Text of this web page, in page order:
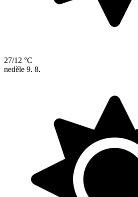
27/12 °C
neděle 9. 8.